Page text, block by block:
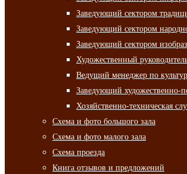
Заведующий сектором
Заведующий сектором
Заведующий сектором
Художественный
Ведущий менеджер по
Заведующий художественно-
Хозяйственно-техническая
Схема и фото большого зала
Схема и фото малого зала
Схема проезда
Книга отзывов и предложений